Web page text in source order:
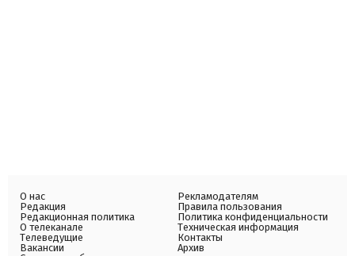
О нас
Редакция
Редакционная политика
О телеканале
Телеведущие
Вакансии
Рекламодателям
Правила пользования
Политика конфиденциальности
Техническая информация
Контакты
Архив